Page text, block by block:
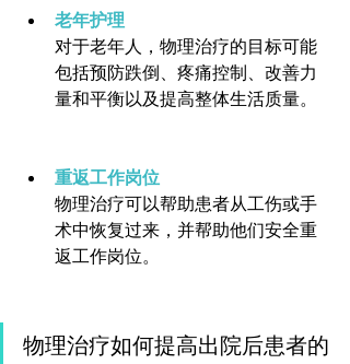
老年护理
对于老年人，物理治疗的目标可能
包括预防跌倒、疼痛控制、改善力
量和平衡以及提高整体生活质量。
重返工作岗位
物理治疗可以帮助患者从工伤或手
术中恢复过来，并帮助他们安全重
返工作岗位。
物理治疗如何提高出院后患者的